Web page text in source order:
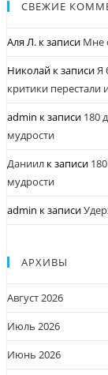
СВЕЖИЕ
Аля Л. к записи Мне
Николай к записиЯ
критики перестали
admin к записи 180
мудрости
Даниил к записи
мудрости
admin к записи
АРХИВЫ
Август 2026
Июль 2026
Июнь 2026